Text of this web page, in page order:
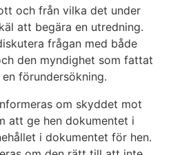
och från vilka det under
att begära en utredning.
frågan med både
den myndighet som fattat
förundersökning.
om skyddet mot
att ge hen dokumentet i
i dokumentet för hen.